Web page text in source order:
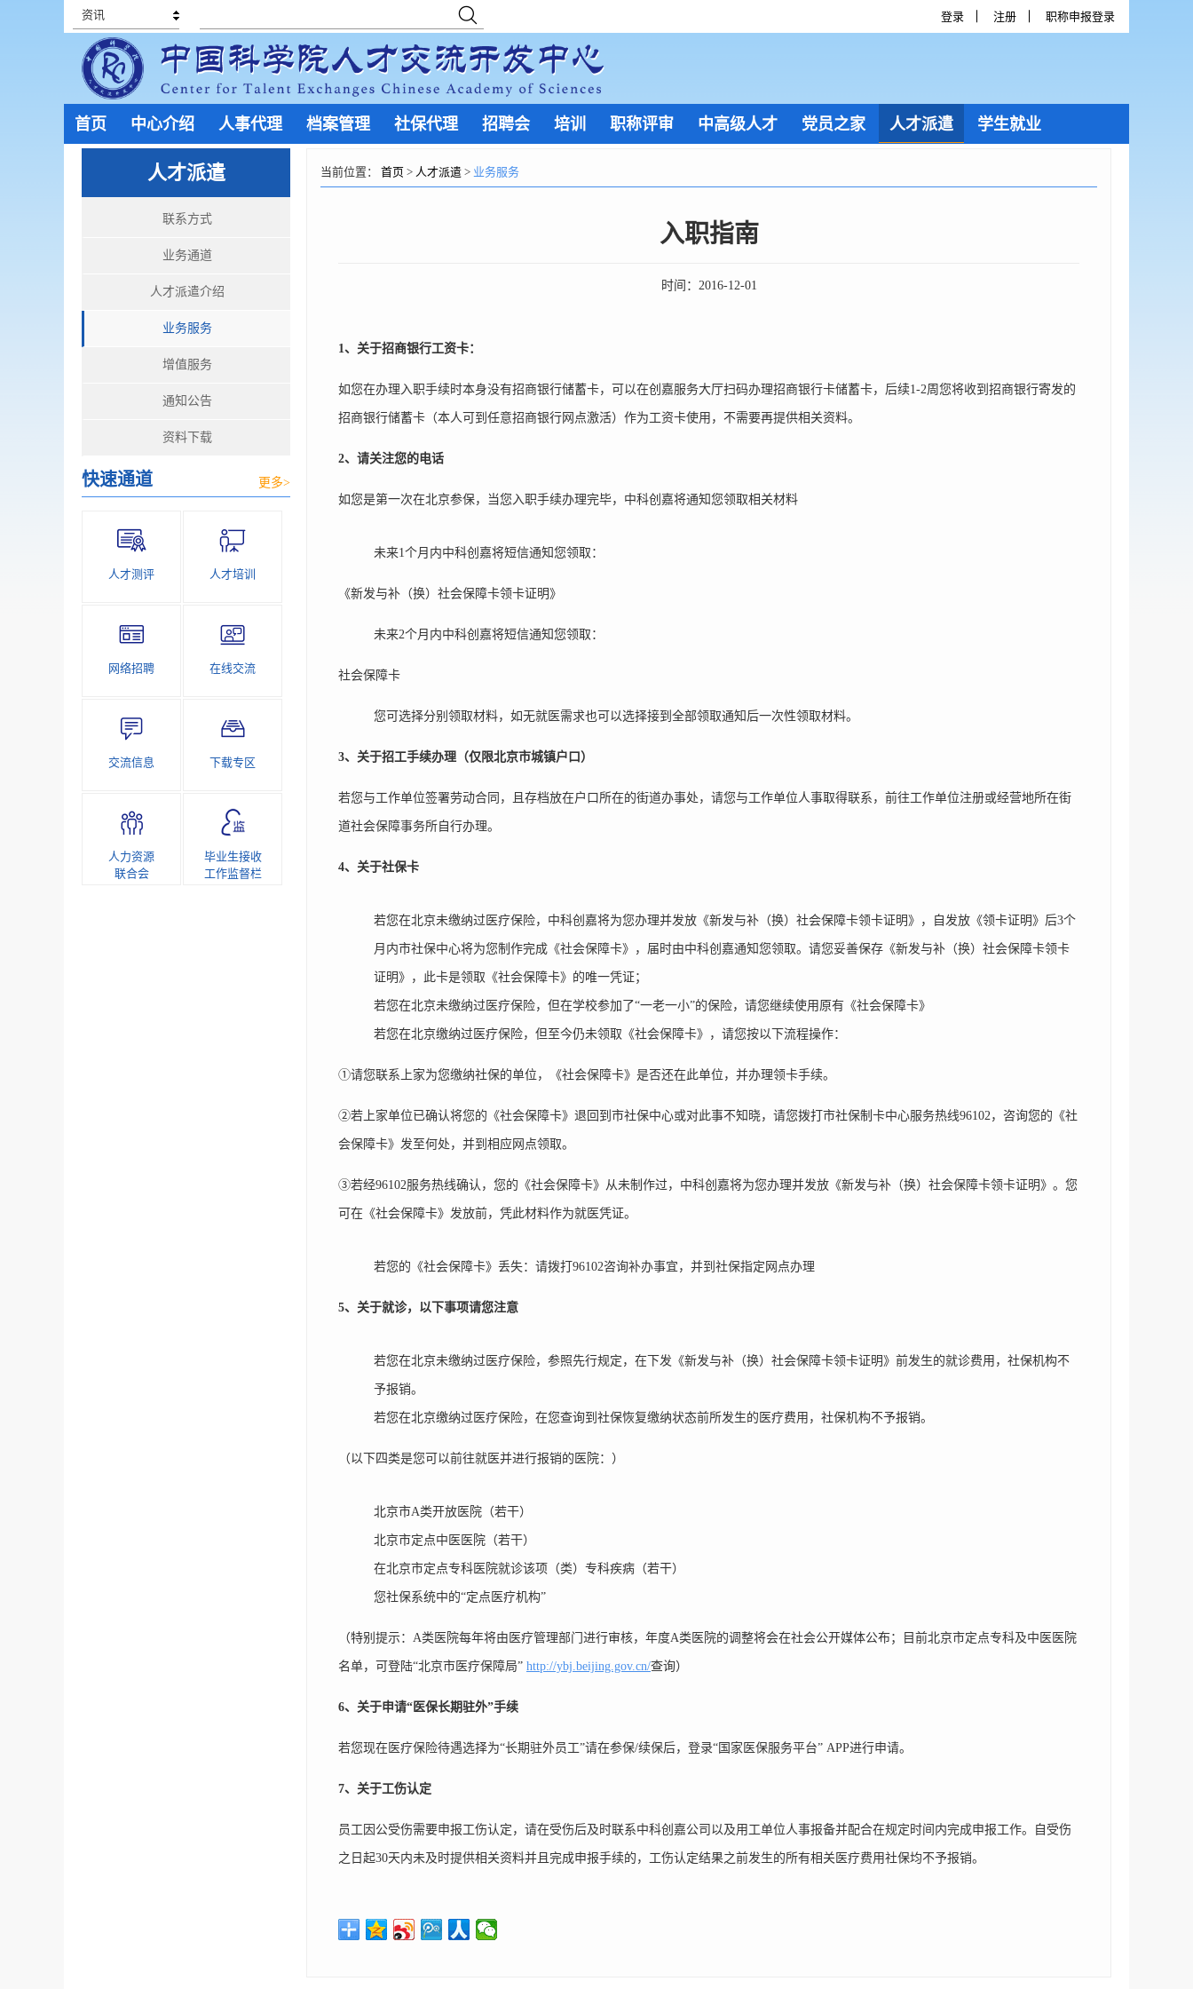
资讯 登录 注册 职称申报登录
首页 中心介绍 人事代理 档案管理 社保代理 招聘会 培训 职称评审 中高级人才 党员之家 人才派遣 学生就业
人才派遣
联系方式
业务通道
人才派遣介绍
业务服务
增值服务
通知公告
资料下载
快速通道 更多>
人才测评 人才培训
网络招聘 在线交流
交流信息 下载专区
人力资源
联合会
毕业生接收
工作监督栏
当前位置： 首页 > 人才派遣 > 业务服务
入职指南
时间： 2016-12-01
1、关于招商银行工资卡：
如您在办理入职手续时本身没有招商银行储蓄卡，可以在创嘉服务大厅扫码办理招商银行卡储蓄卡，后续1-2周您将收到招商银行寄发的
招商银行储蓄卡（本人可到任意招商银行网点激活）作为工资卡使用，不需要再提供相关资料。
2、请关注您的电话
如您是第一次在北京参保，当您入职手续办理完毕，中科创嘉将通知您领取相关材料
未来1个月内中科创嘉将短信通知您领取：
《新发与补（换）社会保障卡领卡证明》
未来2个月内中科创嘉将短信通知您领取：
社会保障卡
您可选择分别领取材料，如无就医需求也可以选择接到全部领取通知后一次性领取材料。
3、关于招工手续办理（仅限北京市城镇户口 ）
若您与工作单位签署劳动合同，且存档放在户口所在的街道办事处，请您与工作单位人事取得联系，前往工作单位注册或经营地所在街
道社会保障事务所自行办理。
4、关于社保卡
若您在北京未缴纳过医疗保险，中科创嘉将为您办理并发放《新发与补（换）社会保障卡领卡证明》，自发放《领卡证明》后3个
月内市社保中心将为您制作完成《社会保障卡》，届时由中科创嘉通知您领取。请您妥善保存《新发与补（换）社会保障卡领卡
证明》，此卡是领取《社会保障卡》的唯一凭证；
若您在北京未缴纳过医疗保险，但在学校参加了“一老一小”的保险，请您继续使用原有《社会保障卡》
若您在北京缴纳过医疗保险，但至今仍未领取《社会保障卡》，请您按以下流程操作：
①请您联系上家为您缴纳社保的单位，《社会保障卡》是否还在此单位，并办理领卡手续。
②若上家单位已确认将您的《社会保障卡》退回到市社保中心或对此事不知晓，请您拨打市社保制卡中心服务热线96102，咨询您的《社
会保障卡》发至何处，并到相应网点领取。
③若经96102服务热线确认，您的《社会保障卡》从未制作过，中科创嘉将为您办理并发放《新发与补（换）社会保障卡领卡证明》。您
可在《社会保障卡》发放前，凭此材料作为就医凭证。
若您的《社会保障卡》丢失：请拨打96102咨询补办事宜，并到社保指定网点办理
5、关于就诊，以下事项请您注意
若您在北京未缴纳过医疗保险，参照先行规定，在下发《新发与补（换）社会保障卡领卡证明》前发生的就诊费用，社保机构不
予报销。
若您在北京缴纳过医疗保险，在您查询到社保恢复缴纳状态前所发生的医疗费用，社保机构不予报销。
（以下四类是您可以前往就医并进行报销的医院：）
北京市A类开放医院（若干）
北京市定点中医医院（若干）
在北京市定点专科医院就诊该项（类）专科疾病（若干）
您社保系统中的“定点医疗机构”
（特别提示：A类医院每年将由医疗管理部门进行审核，年度A类医院的调整将会在社会公开媒体公布；目前北京市定点专科及中医医院
名单，可登陆“北京市医疗保障局” http://ybj.beijing.gov.cn/查询）
6、关于申请“医保长期驻外”手续
若您现在医疗保险待遇选择为“长期驻外员工”请在参保/续保后，登录“国家医保服务平台” APP进行申请。
7、关于工伤认定
员工因公受伤需要申报工伤认定，请在受伤后及时联系中科创嘉公司以及用工单位人事报备并配合在规定时间内完成申报工作。自受伤
之日起30天内未及时提供相关资料并且完成申报手续的，工伤认定结果之前发生的所有相关医疗费用社保均不予报销。